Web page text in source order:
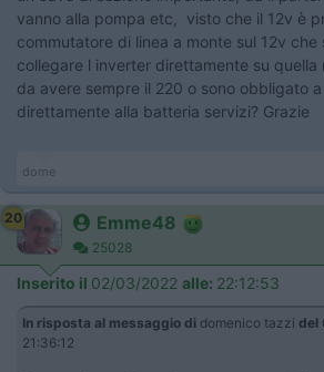
vanno alla pompa etc, visto che il 12v è
commutatore di linea a monte sul 12v che
collegare l inverter direttamente su quella
da avere sempre il 220 o sono obbligato
direttamente alla batteria servizi? Grazie
dome
20 Emme48
25028
Inserito il 02/03/2022 alle: 22:12:53
In risposta al messaggio di domenico tazzi del
21:36:12